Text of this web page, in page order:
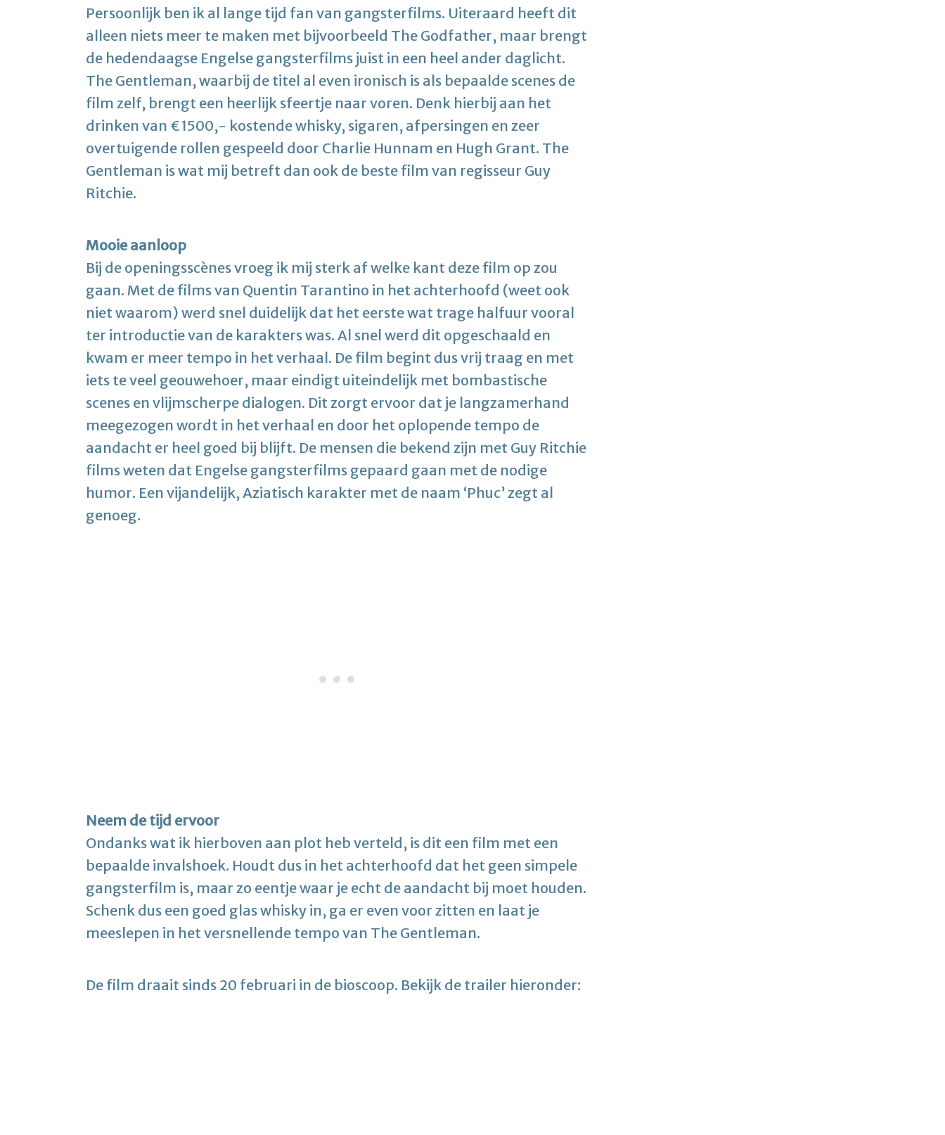
Persoonlijk ben ik al lange tijd fan van gangsterfilms. Uiteraard heeft dit
alleen niets meer te maken met bijvoorbeeld The Godfather, maar brengt
de hedendaagse Engelse gangsterfilms juist in een heel ander daglicht.
The Gentleman, waarbij de titel al even ironisch is als bepaalde scenes de
film zelf, brengt een heerlijk sfeertje naar voren. Denk hierbij aan het
drinken van €1500,- kostende whisky, sigaren, afpersingen en zeer
overtuigende rollen gespeeld door Charlie Hunnam en Hugh Grant. The
Gentleman is wat mij betreft dan ook de beste film van regisseur Guy
Ritchie.
Mooie aanloop
Bij de openingsscènes vroeg ik mij sterk af welke kant deze film op zou
gaan. Met de films van Quentin Tarantino in het achterhoofd (weet ook
niet waarom) werd snel duidelijk dat het eerste wat trage halfuur vooral
ter introductie van de karakters was. Al snel werd dit opgeschaald en
kwam er meer tempo in het verhaal. De film begint dus vrij traag en met
iets te veel geouwehoer, maar eindigt uiteindelijk met bombastische
scenes en vlijmscherpe dialogen. Dit zorgt ervoor dat je langzamerhand
meegezogen wordt in het verhaal en door het oplopende tempo de
aandacht er heel goed bij blijft. De mensen die bekend zijn met Guy Ritchie
films weten dat Engelse gangsterfilms gepaard gaan met de nodige
humor. Een vijandelijk, Aziatisch karakter met de naam ‘Phuc’ zegt al
genoeg.
Neem de tijd ervoor
Ondanks wat ik hierboven aan plot heb verteld, is dit een film met een
bepaalde invalshoek. Houdt dus in het achterhoofd dat het geen simpele
gangsterfilm is, maar zo eentje waar je echt de aandacht bij moet houden.
Schenk dus een goed glas whisky in, ga er even voor zitten en laat je
meeslepen in het versnellende tempo van The Gentleman.
De film draait sinds 20 februari in de bioscoop. Bekijk de trailer hieronder: